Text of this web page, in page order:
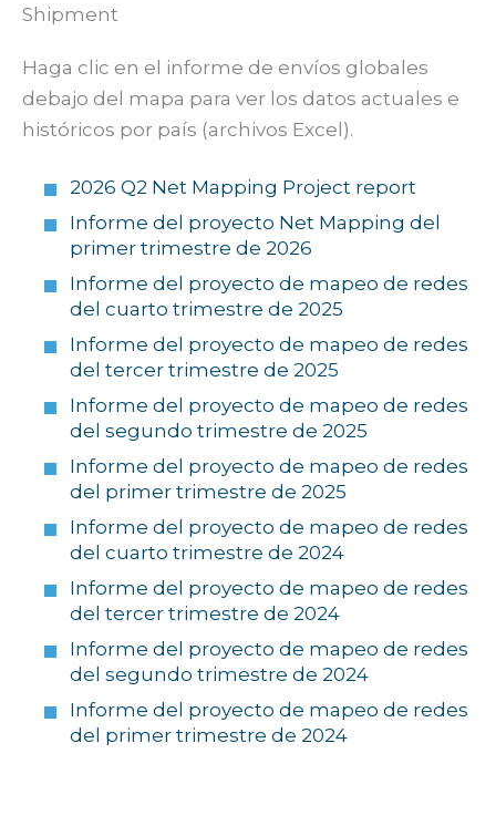
Shipment
Haga clic en el informe de envíos globales
debajo del mapa para ver los datos actuales e
históricos por país (archivos Excel).
2026 Q2 Net Mapping Project report
Informe del proyecto Net Mapping del
primer trimestre de 2026
Informe del proyecto de mapeo de redes
del cuarto trimestre de 2025
Informe del proyecto de mapeo de redes
del tercer trimestre de 2025
Informe del proyecto de mapeo de redes
del segundo trimestre de 2025
Informe del proyecto de mapeo de redes
del primer trimestre de 2025
Informe del proyecto de mapeo de redes
del cuarto trimestre de 2024
Informe del proyecto de mapeo de redes
del tercer trimestre de 2024
Informe del proyecto de mapeo de redes
del segundo trimestre de 2024
Informe del proyecto de mapeo de redes
del primer trimestre de 2024